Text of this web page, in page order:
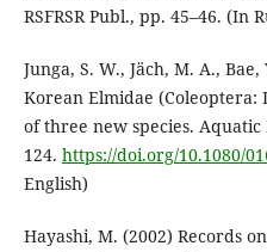
RSFRSR Publ., pp. 45–46. (In
Junga, S. W., Jäch, M. A.,
Korean Elmidae
of three new species. Aquatic
124. https://doi.org/10.1080/
English)
Hayashi, M. (2002) Records